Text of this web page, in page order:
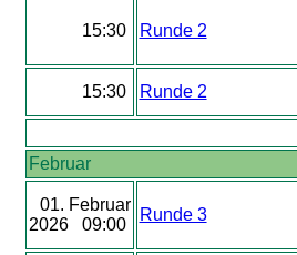
15:30 Runde 2
15:30 Runde 2
Februar
01. Februar
2026 09:00
Runde 3